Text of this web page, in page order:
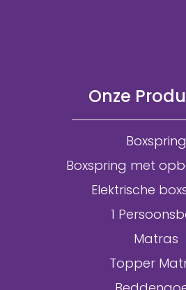
Onze
Boxspring
Boxspring met
Elektrische
1
Matras
Topper